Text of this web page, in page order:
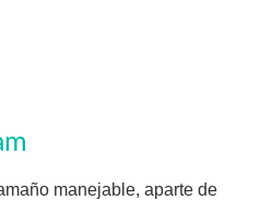
manejable, aparte de